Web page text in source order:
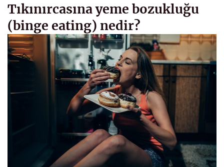
Tıkınırcasına yeme bozukluğu
(binge eating) nedir?